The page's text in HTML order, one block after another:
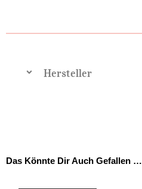
Hersteller
Das Könnte Dir Auch Gefallen …